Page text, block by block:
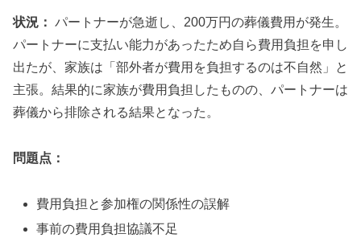
状況： パートナーが急逝し、200万円の葬儀費用が発生。
パートナーに支払い能力があったため自ら費用負担を申し
出たが、家族は「部外者が費用を負担するのは不自然」と
主張。結果的に家族が費用負担したものの、パートナーは
葬儀から排除される結果となった。
問題点：
費用負担と参加権の関係性の誤解
事前の費用負担協議不足